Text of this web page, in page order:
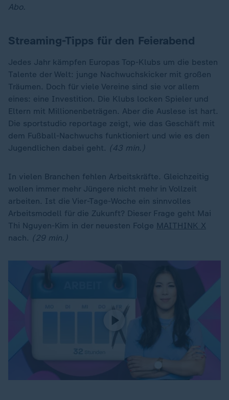
Abo.
Streaming-Tipps für den Feierabend
Jedes Jahr kämpfen Europas Top-Klubs um die besten
Talente der Welt: junge Nachwuchskicker mit großen
Träumen. Doch für viele Vereine sind sie vor allem
eines: eine Investition. Die Klubs locken Spieler und
Eltern mit Millionenbeträgen. Aber die Auslese ist hart.
Die sportstudio reportage zeigt, wie das Geschäft mit
dem Fußball-Nachwuchs funktioniert und wie es den
Jugendlichen dabei geht. (43 min.)
In vielen Branchen fehlen Arbeitskräfte. Gleichzeitig
wollen immer mehr Jüngere nicht mehr in Vollzeit
arbeiten. Ist die Vier-Tage-Woche ein sinnvolles
Arbeitsmodell für die Zukunft? Dieser Frage geht Mai
Thi Nguyen-Kim in der neuesten Folge MAITHINK X
nach. (29 min.)